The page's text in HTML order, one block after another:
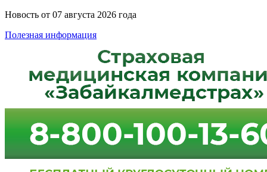
Новость от 07 августа 2026 года
Полезная информация